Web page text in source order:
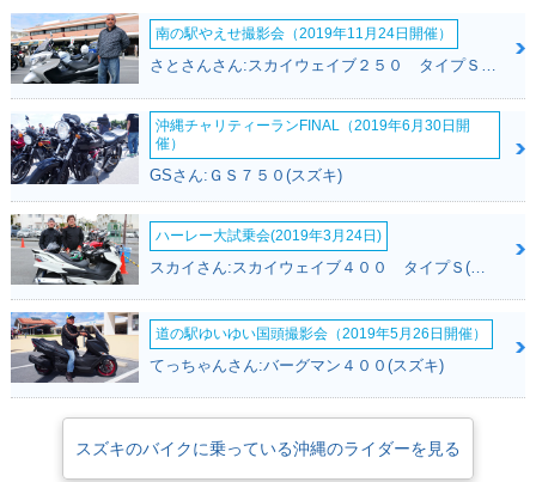
ーなどがメッキ加工されてもいた。以降、セル始動のみのST250とキッ
ク・セル併用のEタイプが併存したが、2008年にフューエルインジェクシ
ョンを装備するモデルチェンジを受けた際に、キックスターターが廃止さ
れ、セル始動のみとなり、ST250 Eタイプに一本化された。以降も、シン
年モデルでも、44.9千円という低価格設定が貫かれていた。2017年の排出
ガス規制対応を前にカタログ落ちした。
南の駅やえせ撮影会（2019年11月24日開催）
さとさんさん:スカイウェイブ２５０ タイプＳ(スズキ)
沖縄チャリティーランFINAL（2019年6月30日開
催）
GSさん:ＧＳ７５０(スズキ)
ハーレー大試乗会(2019年3月24日)
道の駅ゆいゆい国頭撮影会（2019年5月26日開催）
てっちゃんさん:バーグマン４００(スズキ)
スズキのバイクに乗っている沖縄のライダーを見る